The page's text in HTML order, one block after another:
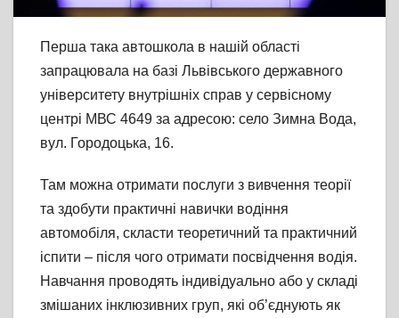
Перша така автошкола в нашій області
запрацювала на базі Львівського державного
університету внутрішніх справ у сервісному
центрі МВС 4649 за адресою: село Зимна Вода,
вул. Городоцька, 16.
Там можна отримати послуги з вивчення теорії
та здобути практичні навички водіння
автомобіля, скласти теоретичний та практичний
іспити – після чого отримати посвідчення водія.
Навчання проводять індивідуально або у складі
змішаних інклюзивних груп, які об’єднують як